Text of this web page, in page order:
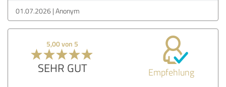
01.07.2026 Anonym
5,00 von 5
SEHR GUT Empfehlung